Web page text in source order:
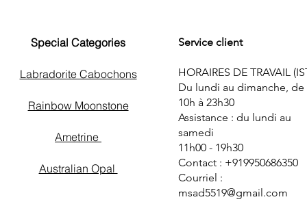
Service client
HORAIRES DE TRAVAIL
Du lundi au dimanche, de
10h à 23h30
Assistance : du lundi au
samedi
11h00 - 19h30
Contact : +919950686350
Courriel :
msad5519@gmail.com
Special Categories
Labradorite Cabochons
Rainbow Moonstone
Ametrine
Australian Opal